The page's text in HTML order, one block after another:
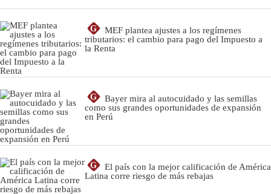
G
MEF plantea ajustes a los regímenes
tributarios: el cambio para pago del Impuesto a
la Renta
G
Bayer mira al autocuidado y las semillas
como sus grandes oportunidades de expansión
en Perú
G
El país con la mejor calificación de América
Latina corre riesgo de más rebajas